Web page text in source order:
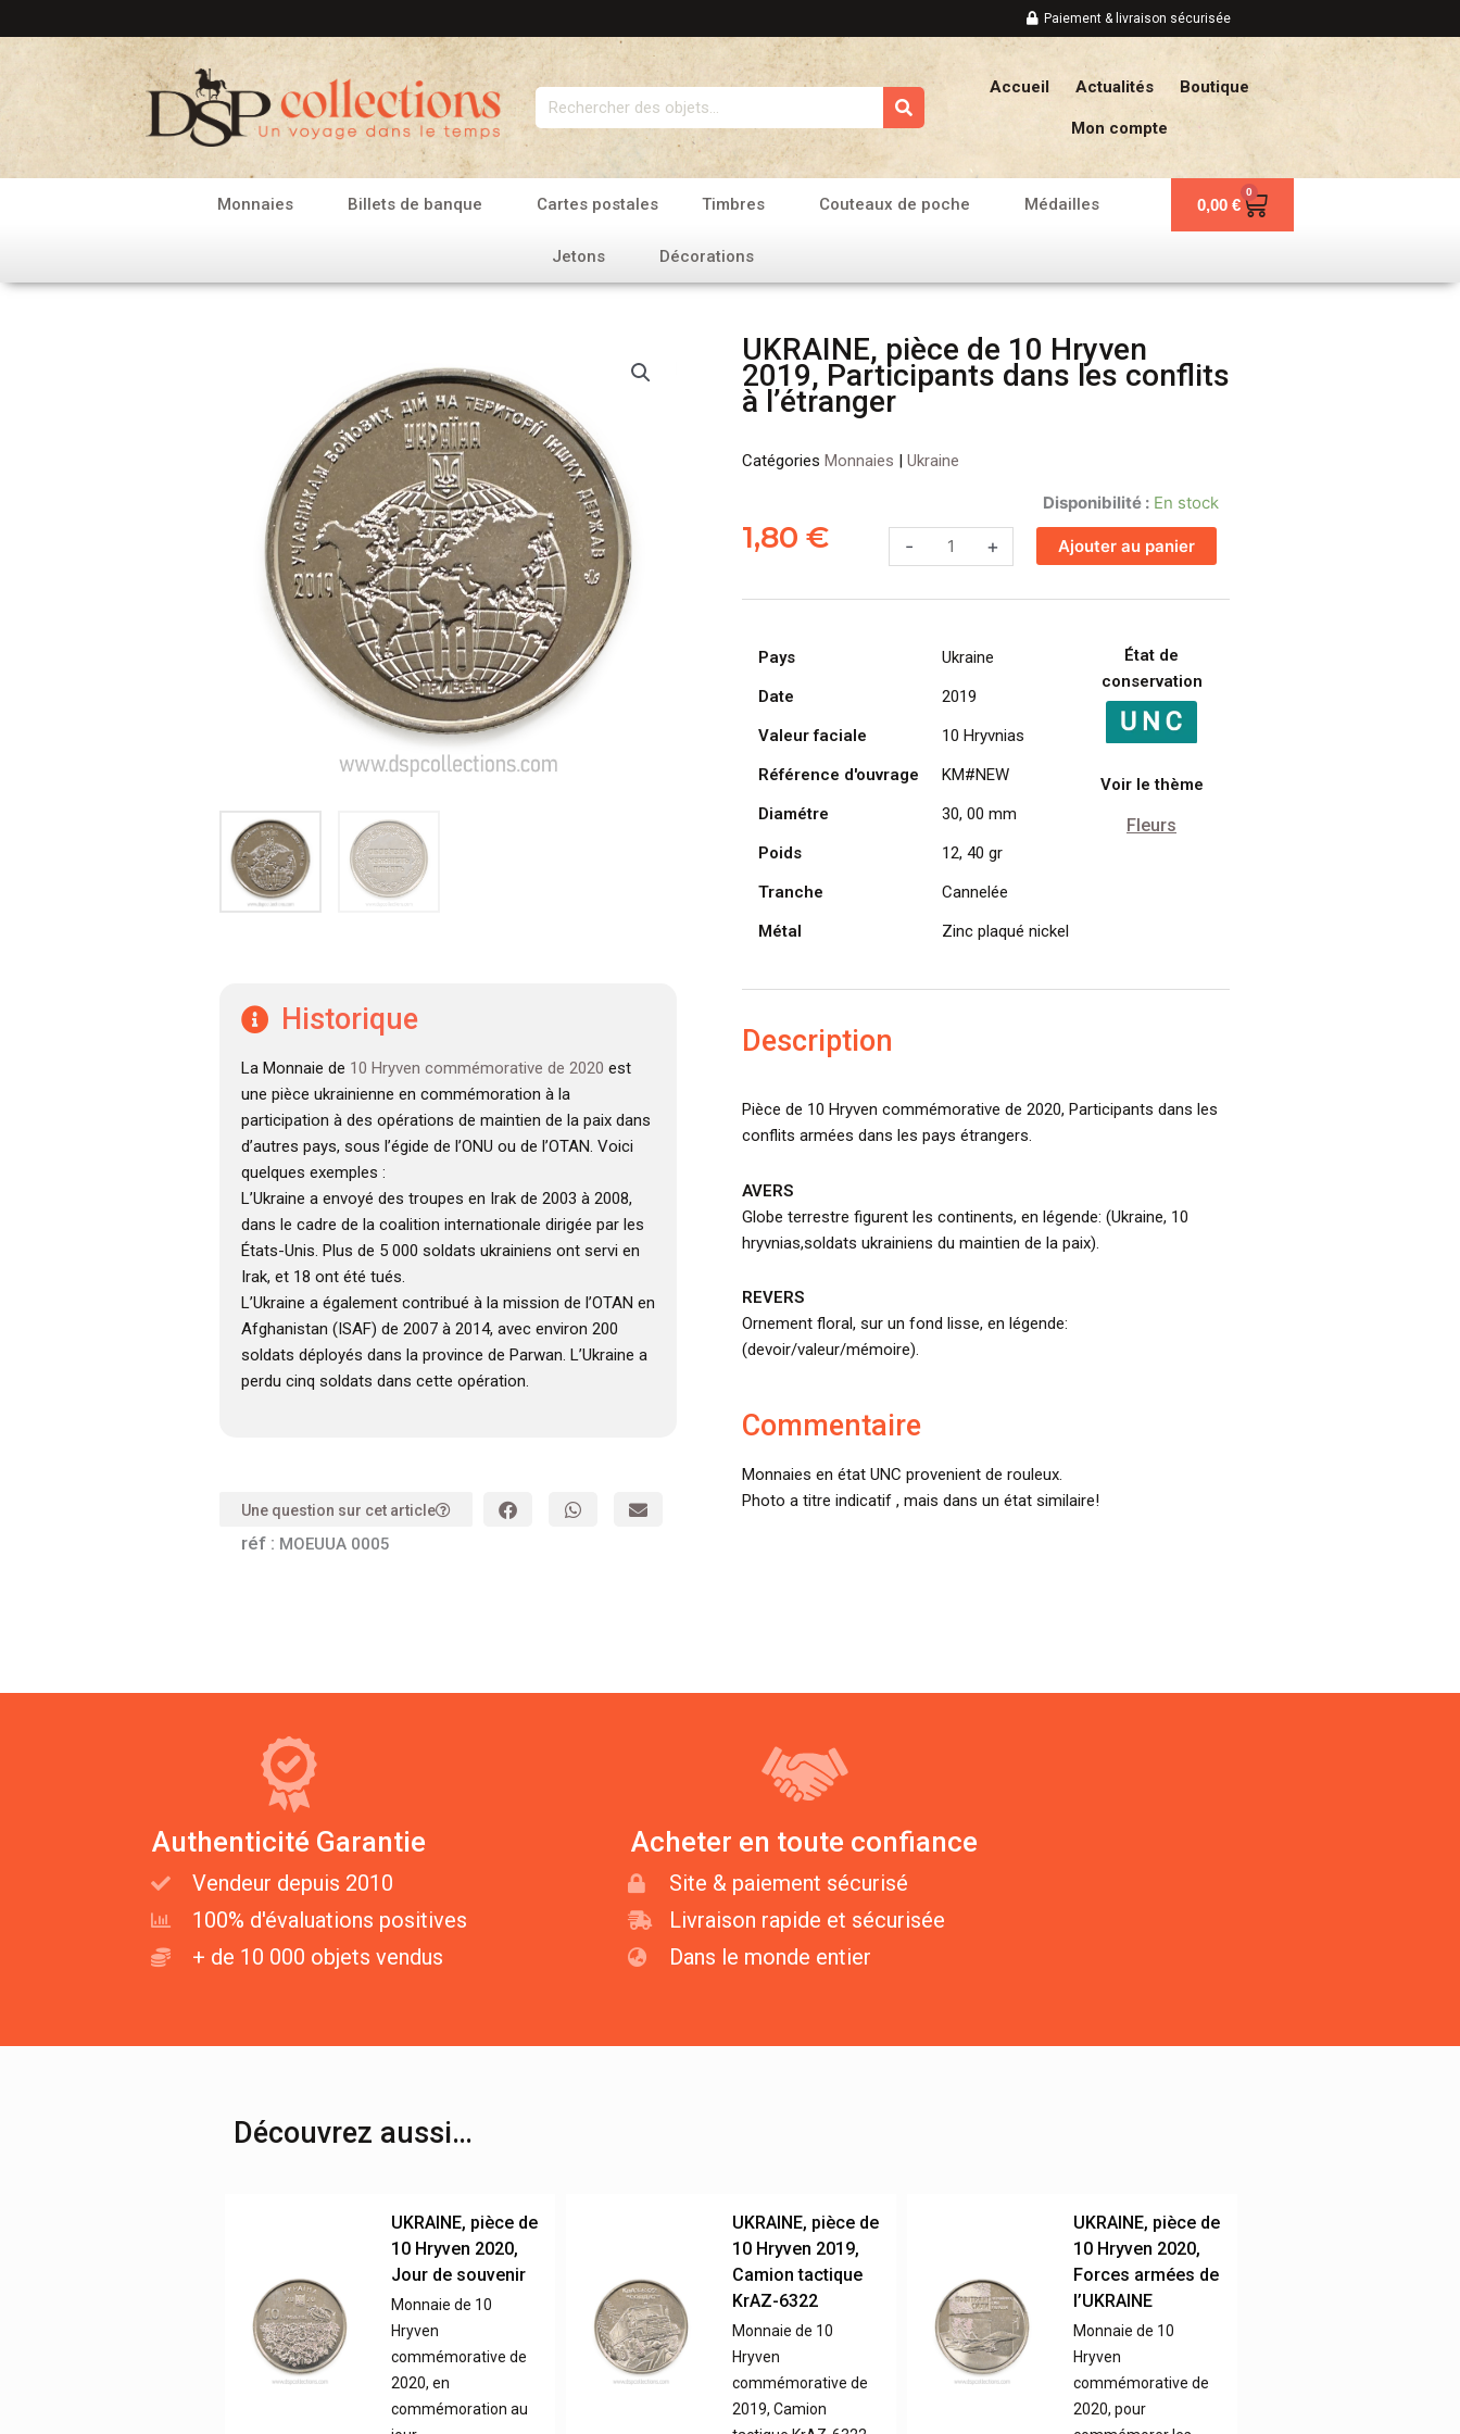
au
contenu
Paiement & livraison sécurisée
Rechercher
Accueil Actualités Boutique
Mon compte
Monnaies Billets de banque Cartes postales Timbres Couteaux de poche Médailles
Jetons Décorations
0,00 €
0
Panier
Historique
La Monnaie de 10 Hryven commémorative de 2020 est
une pièce ukrainienne en commémoration à la
participation à des opérations de maintien de la paix dans
d’autres pays, sous l’égide de l’ONU ou de l’OTAN. Voici
quelques exemples :
L’Ukraine a envoyé des troupes en Irak de 2003 à 2008,
dans le cadre de la coalition internationale dirigée par les
États-Unis. Plus de 5 000 soldats ukrainiens ont servi en
Irak, et 18 ont été tués.
L’Ukraine a également contribué à la mission de l’OTAN en
Afghanistan (ISAF) de 2007 à 2014, avec environ 200
soldats déployés dans la province de Parwan. L’Ukraine a
perdu cinq soldats dans cette opération.
Une question sur cet article
réf : MOEUUA 0005
UKRAINE, pièce de 10 Hryven
2019, Participants dans les conflits
à l’étranger
Catégories Monnaies | Ukraine
1,80 €
Disponibilité : En stock
-
de
UKRAINE,
de
Hryven
conflits
+ Ajouter au panier
Pays
Ukraine
Date
2019
Valeur faciale
10 Hryvnias
Référence d'ouvrage
KM#NEW
Diamétre
30, 00 mm
Poids
12, 40 gr
Tranche
Cannelée
Métal
Zinc plaqué nickel
État de
conservation
Voir le thème
Fleurs
Description
Pièce de 10 Hryven commémorative de 2020, Participants dans les
conflits armées dans les pays étrangers.
AVERS
Globe terrestre figurent les continents, en légende: (Ukraine, 10
hryvnias,soldats ukrainiens du maintien de la paix).
REVERS
Ornement floral, sur un fond lisse, en légende:
(devoir/valeur/mémoire).
Commentaire
Monnaies en état UNC provenient de rouleux.
Photo a titre indicatif , mais dans un état similaire!
Authenticité Garantie
Vendeur depuis 2010
100% d'évaluations positives
+ de 10 000 objets vendus
Acheter en toute confiance
Site & paiement sécurisé
Livraison rapide et sécurisée
Dans le monde entier
Découvrez aussi…
UKRAINE, pièce de
10 Hryven 2020,
Jour de souvenir
Monnaie de 10
Hryven
commémorative de
2020, en
commémoration au
UKRAINE, pièce de
10 Hryven 2019,
Camion tactique
KrAZ-6322
Monnaie de 10
Hryven
commémorative de
2019, Camion
UKRAINE, pièce de
10 Hryven 2020,
Forces armées de
l’UKRAINE
Monnaie de 10
Hryven
commémorative de
2020, pour